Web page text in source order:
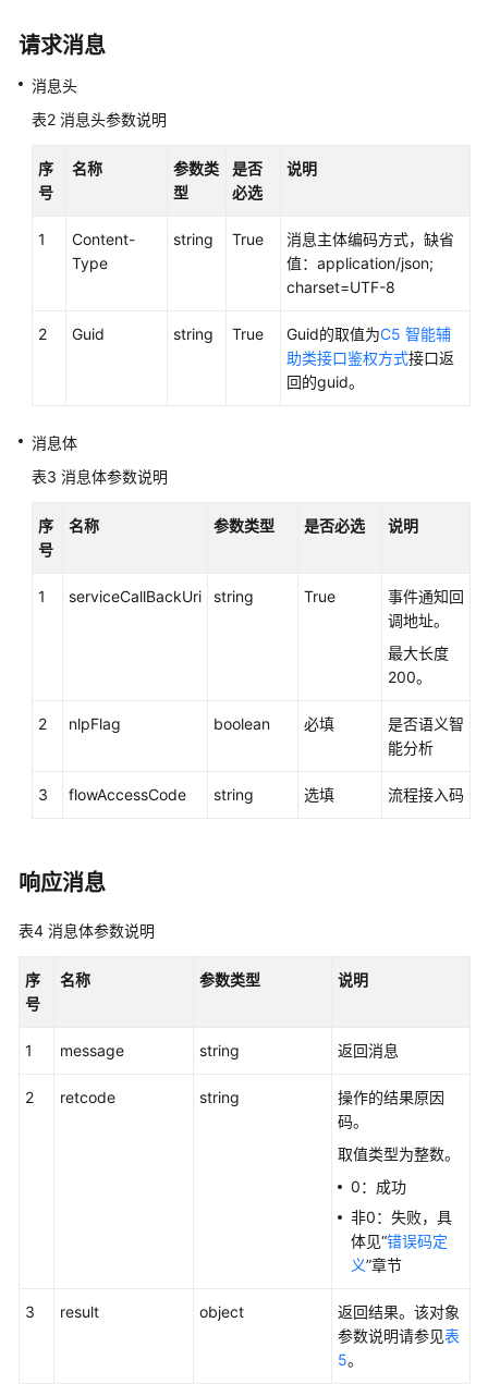
置
类
接
参
（API
座
类
考
控
类
类
参
话
类
口
能
知
请求消息
消息头
表2 消息头参数说明
序
号
名称
参数类
型
是否
必选
说明
1
Content-
Type
string True
消息主体编码方式，缺省
值：application/json;
charset=UTF-8
2 Guid string True Guid的取值为C5 智能辅
助类接口鉴权方式接口返
回的guid。
消息体
表3 消息体参数说明
序
号
名称 参数类型 是否必选 说明
1 serviceCallBackUri string True
事件通知回
调地址。
最大长度
200。
2 nlpFlag boolean 必填
是否语义智
能分析
3 flowAccessCode string 选填 流程接入码
响应消息
表4 消息体参数说明
序
号
名称 参数类型 说明
1 message string 返回消息
2 retcode string
操作的结果原因
码。
取值类型为整数。
0：成功
非0：失败，具
体见“错误码定
义”章节
3 result object
返回结果。该对象
参数说明请参见表
5。